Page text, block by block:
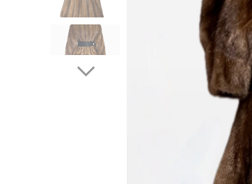
Kožich, norkový kožich,